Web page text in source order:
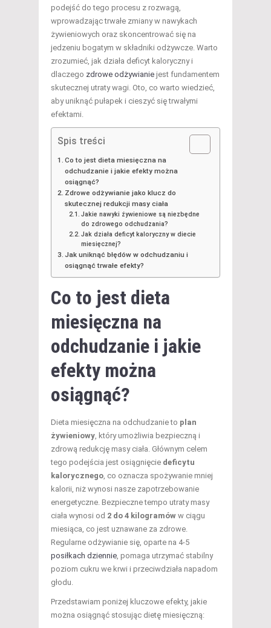
podejść do tego procesu z rozwagą,
wprowadzając trwałe zmiany w nawykach
żywieniowych oraz skoncentrować się na
jedzeniu bogatym w składniki odżywcze. Warto
zrozumieć, jak działa deficyt kaloryczny i
dlaczego zdrowe odżywianie jest fundamentem
skutecznej utraty wagi. Oto, co warto wiedzieć,
aby uniknąć pułapek i cieszyć się trwałymi
efektami.
Spis treści
Co to jest dieta miesięczna na
odchudzanie i jakie efekty można
osiągnąć?
Zdrowe odżywianie jako klucz do
skutecznej redukcji masy ciała
Jakie nawyki żywieniowe są niezbędne
do zdrowego odchudzania?
Jak działa deficyt kaloryczny w diecie
miesięcznej?
Jak uniknąć błędów w odchudzaniu i
osiągnąć trwałe efekty?
Co to jest dieta
miesięczna na
odchudzanie i jakie
efekty można
osiągnąć?
Dieta miesięczna na odchudzanie to plan
żywieniowy, który umożliwia bezpieczną i
zdrową redukcję masy ciała. Głównym celem
tego podejścia jest osiągnięcie deficytu
kalorycznego, co oznacza spożywanie mniej
kalorii, niż wynosi nasze zapotrzebowanie
energetyczne. Bezpieczne tempo utraty masy
ciała wynosi od 2 do 4 kilogramów w ciągu
miesiąca, co jest uznawane za zdrowe.
Regularne odżywianie się, oparte na 4-5
posiłkach dziennie, pomaga utrzymać stabilny
poziom cukru we krwi i przeciwdziała napadom
głodu.
Przedstawiam poniżej kluczowe efekty, jakie
można osiągnąć stosując dietę miesięczną: